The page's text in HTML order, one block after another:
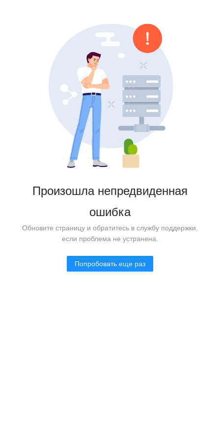
Произошла непредвиденная
ошибка
Обновите страницу и обратитесь в службу поддержки,
если проблема не устранена.
Попробовать еще раз